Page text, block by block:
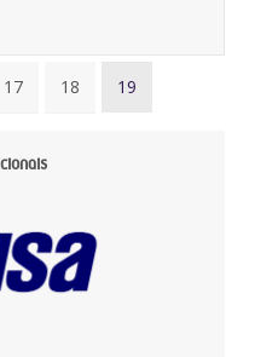
17 18 19